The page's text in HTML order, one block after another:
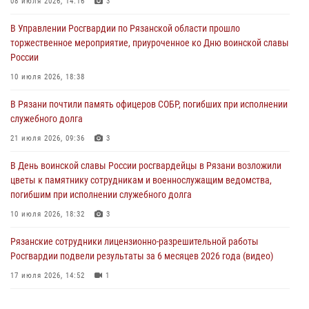
23 июля 2026, 09:02
В Рязани почтили память офицеров СОБР, погибших при исполнении
служебного долга
Росгвардии подвели результаты за 6 месяцев 2026 года (видео)
17 июля 2026, 14:52
подразделений за первое полугодие 2026 года
16 июля 2026, 11:36 2
В Управлении Росгвардии по Рязанской области прошло
торжественное мероприятие, приуроченное ко Дню воинской славы
России
10 июля 2026, 18:38
В Рязани почтили память офицеров СОБР, погибших при исполнении
служебного долга
21 июля 2026, 09:36 3
В День воинской славы России росгвардейцы в Рязани возложили
цветы к памятнику сотрудникам и военнослужащим ведомства,
погибшим при исполнении служебного долга
10 июля 2026, 18:32 3
Рязанские сотрудники лицензионно-разрешительной работы
Росгвардии подвели результаты за 6 месяцев 2026 года (видео)
17 июля 2026, 14:52 1